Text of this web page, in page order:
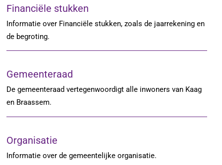
Financiële stukken
Informatie over Financiële stukken, zoals de jaarrekening en
de begroting.
Gemeenteraad
De gemeenteraad vertegenwoordigt alle inwoners van Kaag
en Braassem.
Organisatie
Informatie over de gemeentelijke organisatie.